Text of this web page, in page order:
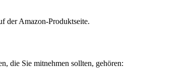
der Amazon-Produktseite.
die Sie mitnehmen sollten, gehören: